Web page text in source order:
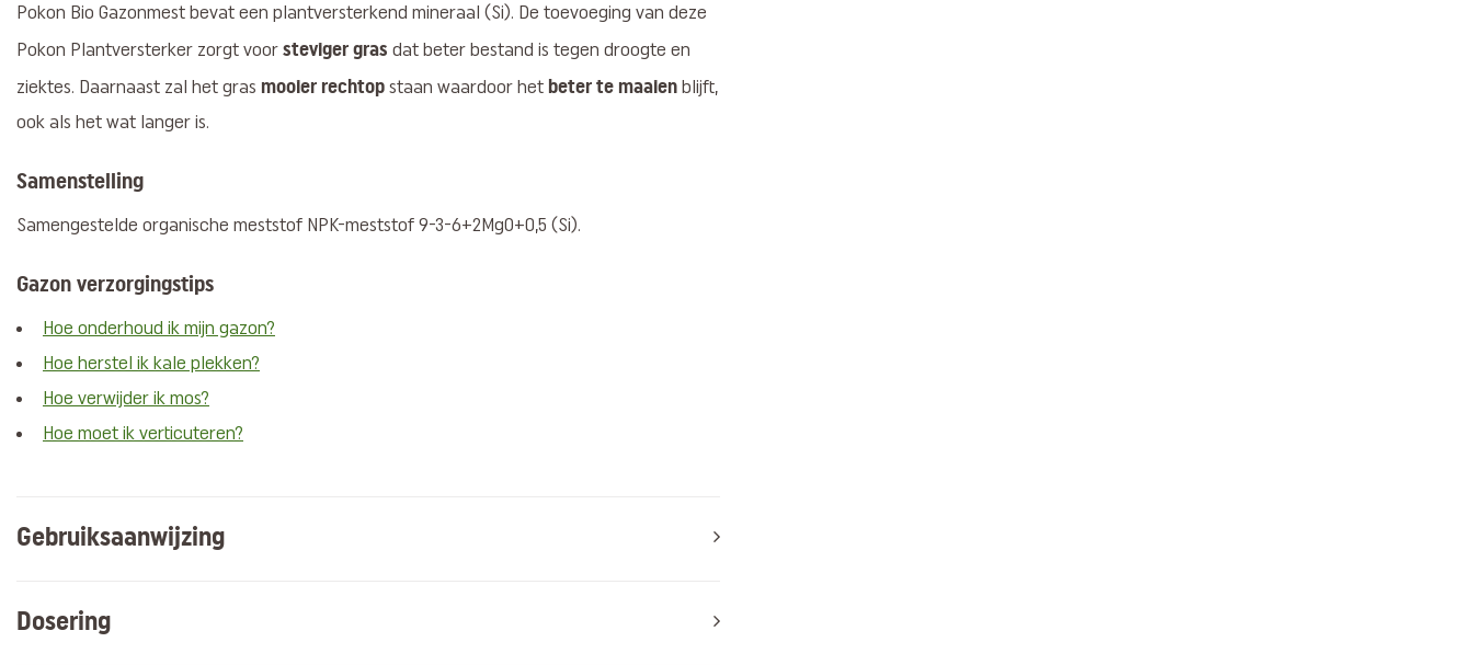
Pokon Bio Gazonmest bevat een plantversterkend mineraal (Si). De toevoeging van deze
Pokon Plantversterker zorgt voor steviger gras dat beter bestand is tegen droogte en
ziektes. Daarnaast zal het gras mooier rechtop staan waardoor het beter te maaien blijft,
ook als het wat langer is.
Samenstelling
Samengestelde organische meststof NPK-meststof 9-3-6+2MgO+0,5 (Si).
Gazon verzorgingstips
Hoe onderhoud ik mijn gazon?
Hoe herstel ik kale plekken?
Hoe verwijder ik mos?
Hoe moet ik verticuteren?
Gebruiksaanwijzing
Dosering